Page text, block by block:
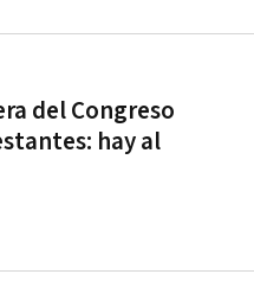
del Congreso
hay al